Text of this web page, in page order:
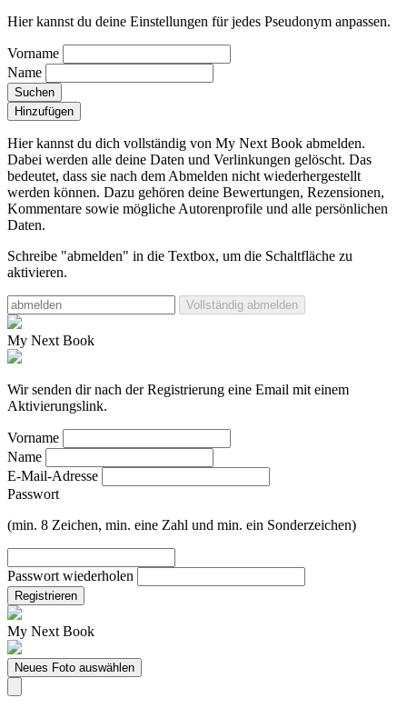
Hier kannst du deine Einstellungen für jedes Pseudonym anpassen.
Vorname
Name
Suchen
Hinzufügen
Hier kannst du dich vollständig von My Next Book abmelden.
Dabei werden alle deine Daten und Verlinkungen gelöscht. Das
bedeutet, dass sie nach dem Abmelden nicht wiederhergestellt
werden können. Dazu gehören deine Bewertungen, Rezensionen,
Kommentare sowie mögliche Autorenprofile und alle persönlichen
Daten.
Schreibe "abmelden" in die Textbox, um die Schaltfläche zu
aktivieren.
Vollständig abmelden
My Next Book
Wir senden dir nach der Registrierung eine Email mit einem
Aktivierungslink.
Vorname
Name
E-Mail-Adresse
Passwort
(min. 8 Zeichen, min. eine Zahl und min. ein Sonderzeichen)
Passwort wiederholen
Registrieren
My Next Book
Neues Foto auswählen